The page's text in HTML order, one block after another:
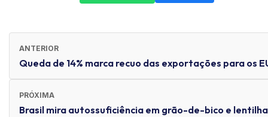
ANTERIOR
Queda de 14% marca recuo das exportações para os
PRÓXIMA
Brasil mira autossuficiência em grão-de-bico e lentilha